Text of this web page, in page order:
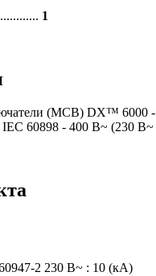
1
(MCB) DX™ 6000
IEC 60898 - 400 В~ (230
2 230 В~ : 10 (кА)